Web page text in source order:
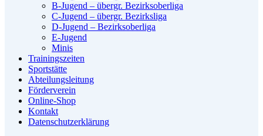
B-Jugend – übergr. Bezirksoberliga
C-Jugend – übergr. Bezirksliga
D-Jugend – Bezirksoberliga
E-Jugend
Minis
Trainingszeiten
Sportstätte
Abteilungsleitung
Förderverein
Online-Shop
Kontakt
Datenschutzerklärung